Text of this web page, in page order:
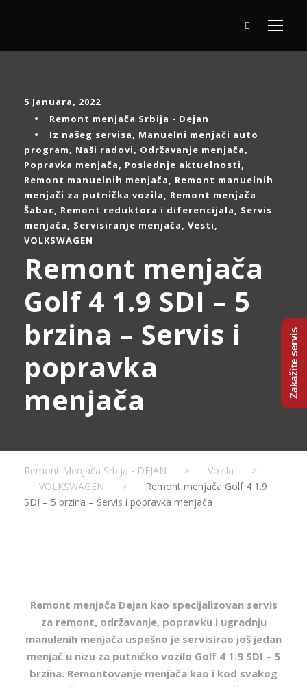
5 Januara, 2022
•
Remont menjača Srbija - Dejan
•
Iz našeg servisa, Manuelni menjači auto
program, Naši radovi, Održavanje menjača,
Popravka menjača, Poslednje aktuelnosti,
Remont manuelnih menjača, Remont manuelnih
menjači za putnička vozila, Remont menjača
Šabac, Remont reduktora i diferencijala, Servis
menjača, Servisiranje menjača, Vesti,
VOLKSWAGEN
Remont menjača
Golf 4 1.9 SDI – 5
brzina – Servis i
popravka
menjača
Remont Menjača Srbija - DEJAN > Vozila
>
VOLKSWAGEN
>
Remont menjača Golf 4 1.9
SDI – 5 brzina – Servis i popravka menjača
Remont menjača Dejan kao specijalizovan servis
za remont, održavanje, popravku i ugradnju
manulenih menjača uspešno je servisirao još jedan
menjač u nizu za putničko vozilo Golf 4 1.9 SDI – 5
brzina. Remontovanje menjača kao i kod svakog
Zakažite servis